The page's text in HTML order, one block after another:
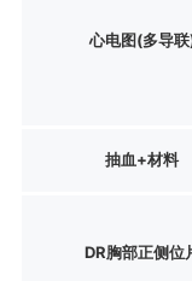
心电图(多导联
抽血+材料
DR胸部正侧位